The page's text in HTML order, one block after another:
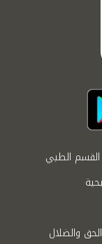
القسم الطبي
الحق والضلال